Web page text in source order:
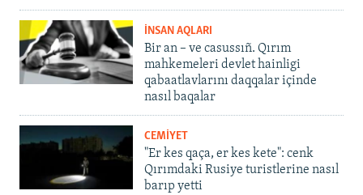
İNSAN AQLARI
Bir an – ve casussıñ. Qırım
mahkemeleri devlet hainligi
qabaatlavlarını daqqalar içinde
nasıl baqalar
CEMİYET
"Er kes qaça, er kes kete": cenk
Qırımdaki Rusiye turistlerine nasıl
barıp yetti